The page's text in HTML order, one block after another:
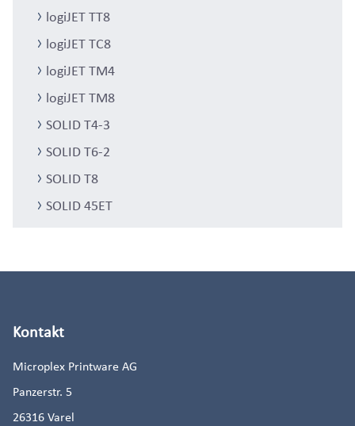
logiJET TT8
logiJET TC8
logiJET TM4
logiJET TM8
SOLID T4-3
SOLID T6-2
SOLID T8
SOLID 45ET
Kontakt
Microplex Printware AG
Panzerstr. 5
26316 Varel